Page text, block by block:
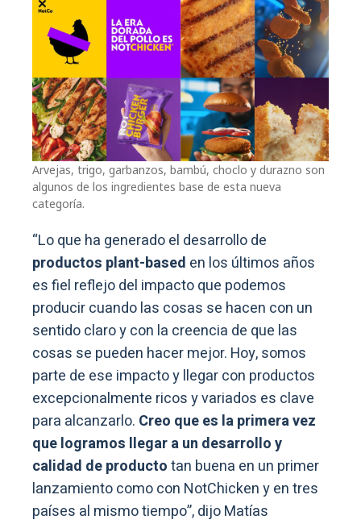
Arvejas, trigo, garbanzos, bambú, choclo y durazno son
algunos de los ingredientes base de esta nueva
categoría.
“Lo que ha generado el desarrollo de
productos plant-based en los últimos años
es fiel reflejo del impacto que podemos
producir cuando las cosas se hacen con un
sentido claro y con la creencia de que las
cosas se pueden hacer mejor. Hoy, somos
parte de ese impacto y llegar con productos
excepcionalmente ricos y variados es clave
para alcanzarlo. Creo que es la primera vez
que logramos llegar a un desarrollo y
calidad de productotan buena en un primer
lanzamiento como con NotChicken y en tres
países al mismo tiempo”, dijo Matías